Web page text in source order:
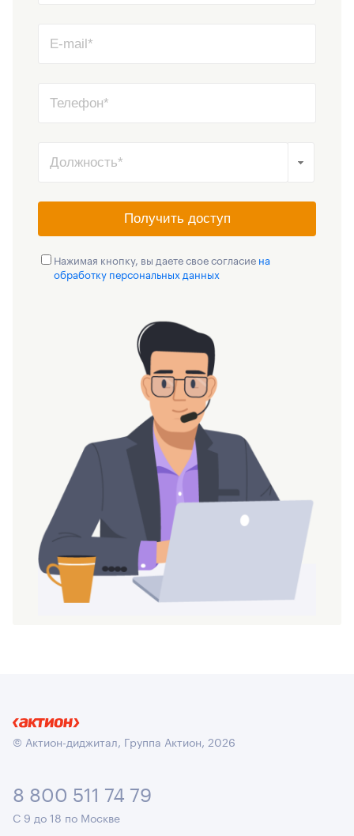
Получить доступ
Нажимая кнопку, вы даете свое согласие на
обработку персональных данных
© Актион-диджитал, Группа Актион, 2026
8 800 511 74 79
С 9 до 18 по Москве